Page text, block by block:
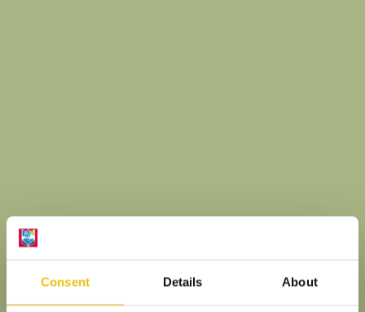
Consent Details About